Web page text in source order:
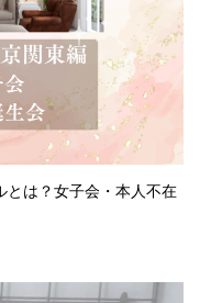
とは？女子会・本人不在